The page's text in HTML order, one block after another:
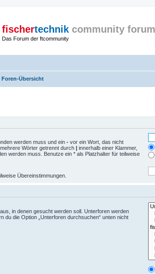
fischertechnik community forum
Das Forum der ftcommunity
Foren-Übersicht
werden muss und ein - vor ein Wort, das nicht
Wörter getrennt durch | innerhalb einer Klammer,
werden muss. Benutze ein * als Platzhalter für teilweise
Übereinstimmungen.
in denen gesucht werden soll. Unterforen werden
du die Option „Unterforen durchsuchen“ unten nicht